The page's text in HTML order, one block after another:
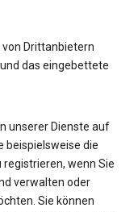
von Drittanbietern
das eingebettete
unserer Dienste auf
beispielsweise die
registrieren, wenn Sie
verwalten oder
Sie können